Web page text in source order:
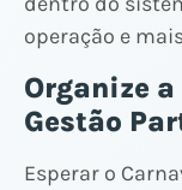
operação e
Organize
Gestão
Esperar o